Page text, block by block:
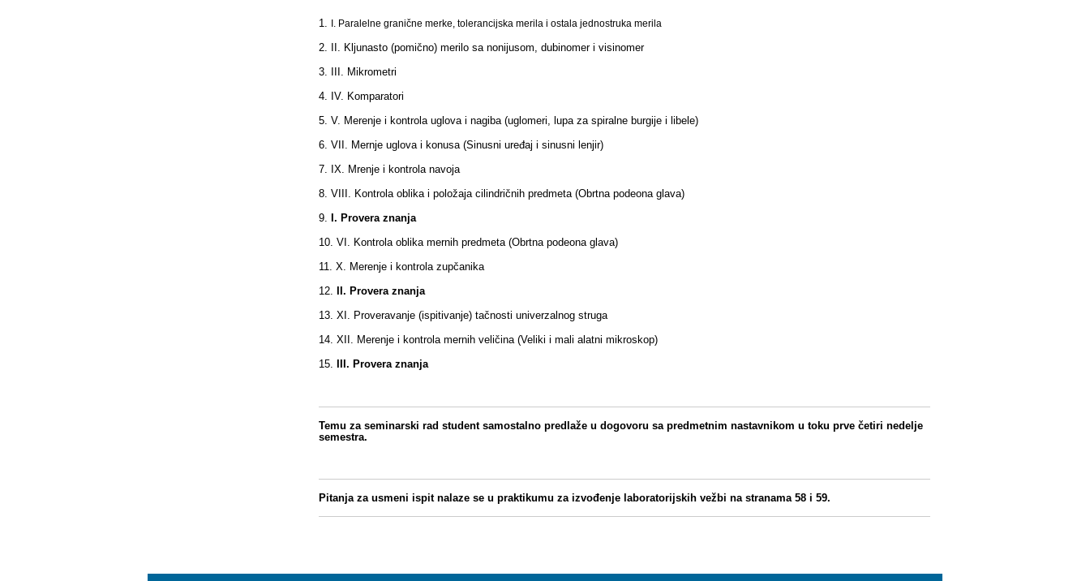
1. I. Paralelne granične merke, tolerancijska merila i ostala jednostruka merila
2.
II. Kljunasto (pomično) merilo sa nonijusom, dubinomer i visinomer
3.
III. Mikrometri
4. IV. Komparatori
5. V. Merenje i kontrola uglova i nagiba (uglomeri, lupa za spiralne burgije i libele)
6. VII. Mernje uglova i konusa (Sinusni uređaj i sinusni lenjir)
7. IX. Mrenje i kontrola navoja
8. VIII. Kontrola oblika i položaja cilindričnih predmeta (Obrtna podeona glava)
9. I. Provera znanja
10. VI. Kontrola oblika mernih predmeta (Obrtna podeona glava)
11. X. Merenje i kontrola zupčanika
12.
II. Provera znanja
13. XI. Proveravanje (ispitivanje) tačnosti univerzalnog struga
14. XII. Merenje i kontrola mernih veličina (Veliki i mali alatni mikroskop)
15.
III. Provera znanja
Temu za seminarski rad student samostalno predlaže u dogovoru sa predmetnim nastavnikom u toku prve četiri nedelje
semestra.
Pitanja za usmeni ispit nalaze se u praktikumu za izvođenje laboratorijskih vežbi na stranama 58 i 59.